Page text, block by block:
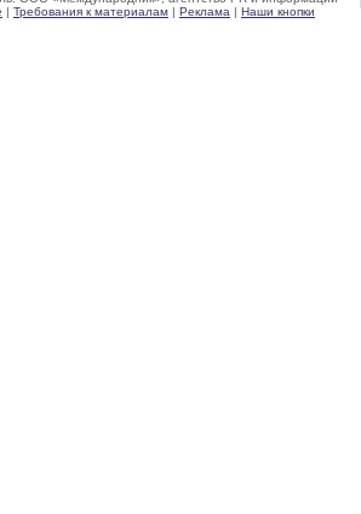
| Требования к материалам | Реклама | Наши кнопки